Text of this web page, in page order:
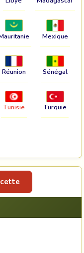
Mexique
Réunion Sénégal
Tunisie Turquie